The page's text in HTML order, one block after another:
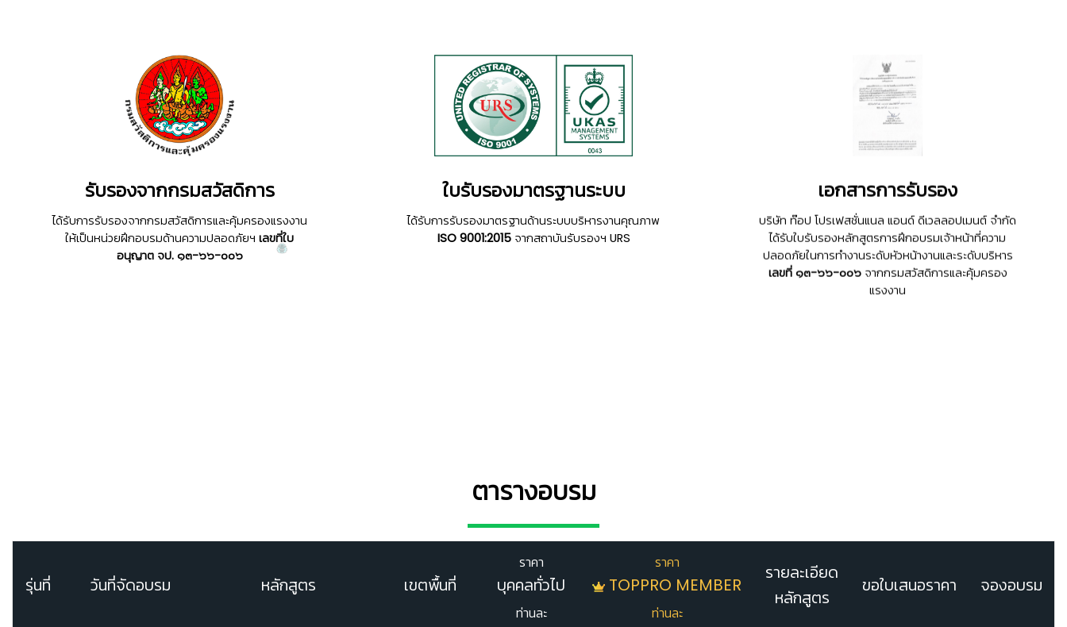
👷‍♀
รับรองจากกรมสวัสดิการ
ได้รับการรับรองจากกรมสวัสดิการและคุ้มครองแรงงาน
ให้เป็นหน่วยฝึกอบรมด้านความปลอดภัยฯ เลขที่ใบ
อนุญาต จป. ๑๓-๖๖-๐๐๖
ใบรับรองมาตรฐานระบบ
ได้รับการรับรองมาตรฐานด้านระบบบริหารงานคุณภาพ
ISO 9001:2015 จากสถาบันรับรองฯ URS
เอกสารการรับรอง
บริษัท ท๊อป โปรเฟสชั่นแนล แอนด์ ดีเวลลอปเมนต์ จํากัด
ได้รับใบรับรองหลักสูตรการฝึกอบรมเจ้าหน้าที่ความ
ปลอดภัยในการทำงานระดับหัวหน้างานและระดับบริหาร
เลขที่ ๑๓-๖๖-๐๐๖ จากกรมสวัสดิการและคุ้มครอง
แรงงาน
ตารางอบรม
รุ่นที่ วันที่จัดอบรม หลักสูตร เขตพื้นที่
ราคา
บุคคลทั่วไป
ท่านละ
ราคา
TOPPRO MEMBER
ท่านละ
รายละเอียด
หลักสูตร
ขอใบเสนอราคา จองอบรม